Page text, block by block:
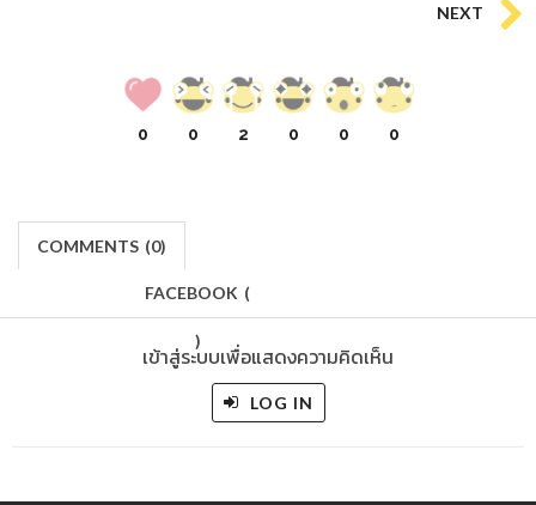
NEXT
0 0 2 0 0 0
COMMENTS (0)
FACEBOOK (
)
เข้าสู่ระบบเพื่อแสดงความคิดเห็น
LOG IN